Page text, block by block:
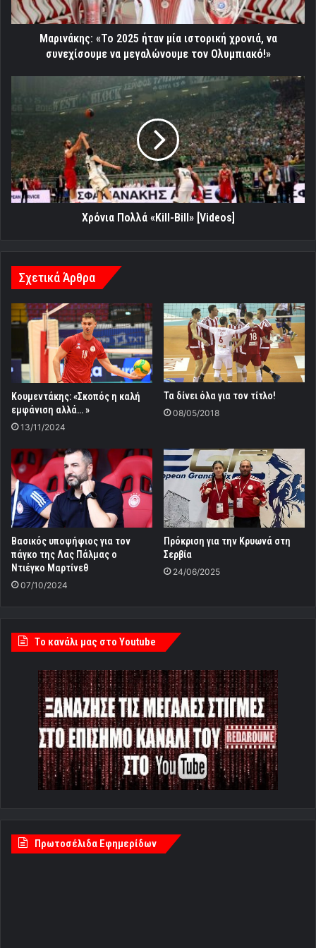
να
συνεχίσουμε
μεγαλώνουμε
Μαρινάκης: «Το 2025 ήταν μία ιστορική χρονιά, να
συνεχίσουμε να μεγαλώνουμε τον Ολυμπιακό!»
«Kill-
Bill»
[Videos]
Χρόνια Πολλά «Kill-Bill» [Videos]
Σχετικά Άρθρα
Κουμεντάκης: «Σκοπός η καλή
εμφάνιση αλλά… »
13/11/2024
Τα δίνει όλα για τον τίτλο!
08/05/2018
Βασικός υποψήφιος για τον
πάγκο της Λας Πάλμας ο
Ντιέγκο Μαρτίνεθ
07/10/2024
Πρόκριση για την Κρυωνά στη
Σερβία
24/06/2025
Tο κανάλι μας στο Youtube
Πρωτοσέλιδα Εφημερίδων